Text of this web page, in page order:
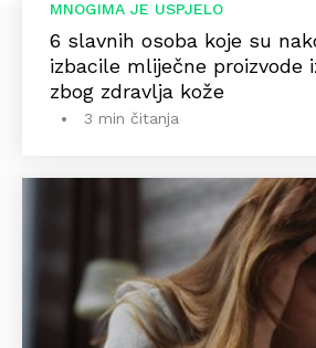
MNOGIMA JE USPJELO
6 slavnih osoba koje su
izbacile mliječne proizvode
zbog zdravlja kože
3 min čitanja